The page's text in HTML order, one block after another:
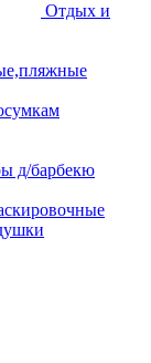
Отдых и
д/барбекю